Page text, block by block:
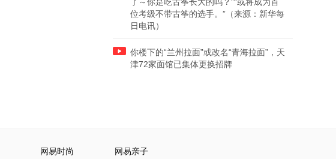
位考级不带古筝的选手。”（来源：新华每
日电讯）
你楼下的“兰州拉面”或改名“青海拉面”，天
津72家面馆已集体更换招牌
网易时尚 网易亲子